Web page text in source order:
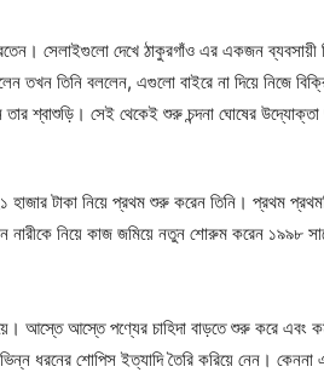
সেলাইগুলো দেখে ঠাকুরগাঁও এর একজন ব্যবসায়ী
তখন তিনি বললেন, এগুলো বাইরে না দিয়ে নিজে
শ্বাশুড়ি। সেই থেকেই শুরু চন্দনা ঘোষের
হাজার টাকা নিয়ে প্রথম শুরু করেন তিনি। প্রথম
নারীকে নিয়ে কাজ জমিয়ে নতুন শোরুম করেন ১৯৯৮
আস্তে আস্তে পণ্যের চাহিদা বাড়তে শুরু করে এবং
ধরনের শোপিস ইত্যাদি তৈরি করিয়ে নেন।